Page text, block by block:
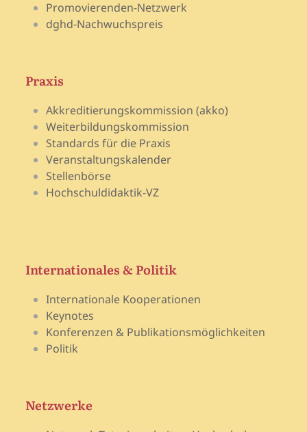
Promovierenden-Netzwerk
dghd-Nachwuchspreis
Praxis
Akkreditierungskommission (akko)
Weiterbildungskommission
Standards für die Praxis
Veranstaltungskalender
Stellenbörse
Hochschuldidaktik-VZ
Internationales & Politik
Internationale Kooperationen
Keynotes
Konferenzen & Publikationsmöglichkeiten
Politik
Netzwerke